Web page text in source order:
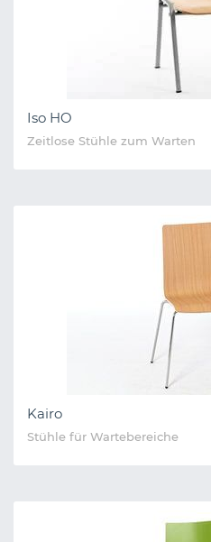
Iso HO
Zeitlose Stühle zum Warten
Kairo
Stühle für Wartebereiche